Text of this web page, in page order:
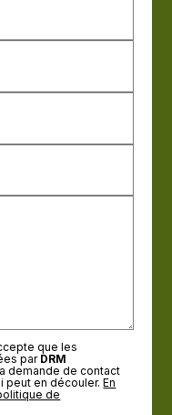
que les
par DRM
demande de contact
peut en découler.En
de